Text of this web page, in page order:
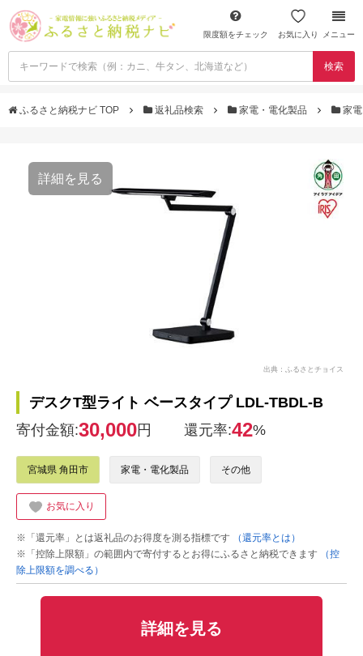
限度額をチェック お気に入り メニュー
検索
ふるさと納税ナビ TOP 返礼品検索 家電・電化製品 家電
詳細を見る
出典：ふるさとチョイス
デスクT型ライト ベースタイプ LDL-TBDL-B
寄付金額:30,000円 還元率:42%
宮城県 角田市 家電・電化製品 その他
お気に入り
※「還元率」とは返礼品のお得度を測る指標です
（還元率とは）
※「控除上限額」の範囲内で寄付するとお得にふるさと納税できます
（控
除上限額を調べる）
詳細を見る